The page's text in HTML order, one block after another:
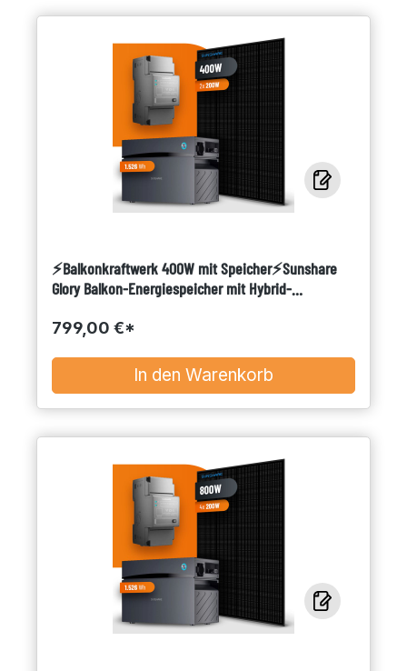
⚡Balkonkraftwerk 400W mit Speicher⚡Sunshare
Glory Balkon-Energiespeicher mit Hybrid-
799,00 €*
In den Warenkorb